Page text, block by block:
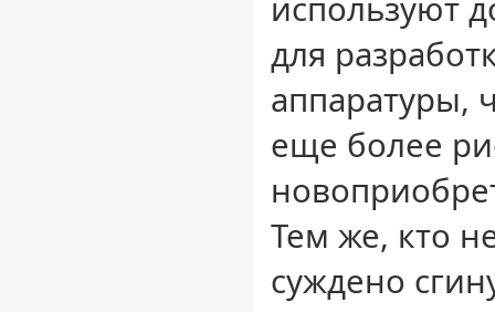
используют
для
аппаратуры,
еще более
Тем же, кто
суждено